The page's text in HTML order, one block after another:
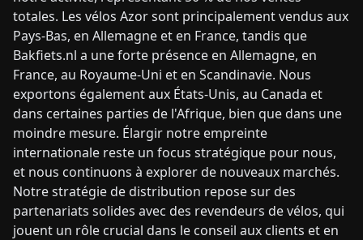
totales. Les vélos Azor sont principalement vendus aux
Pays-Bas, en Allemagne et en France, tandis que
Bakfiets.nl a une forte présence en Allemagne, en
France, au Royaume-Uni et en Scandinavie. Nous
exportons également aux États-Unis, au Canada et
dans certaines parties de l'Afrique, bien que dans une
moindre mesure. Élargir notre empreinte
internationale reste un focus stratégique pour nous,
et nous continuons à explorer de nouveaux marchés.
Notre stratégie de distribution repose sur des
partenariats solides avec des revendeurs de vélos, qui
jouent un rôle crucial dans le conseil aux clients et en